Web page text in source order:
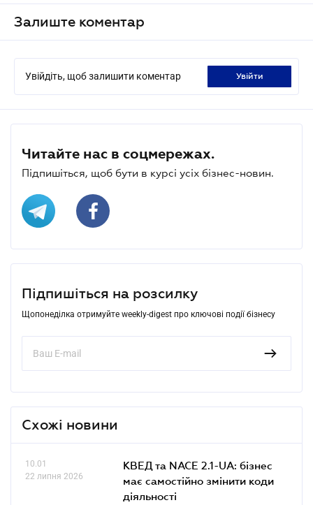
Залиште коментар
Увійдіть, щоб залишити коментар увійти
Читайте нас в соцмережах.
Підпишіться, щоб бути в курсі усіх бізнес-новин.
Підпишіться на розсилку
Щопонеділка отримуйте weekly-digest про ключові події бізнесу
Схожі новини
10.01
22 липня 2026
КВЕД та NACE 2.1-UA: бізнес
має самостійно змінити коди
діяльності